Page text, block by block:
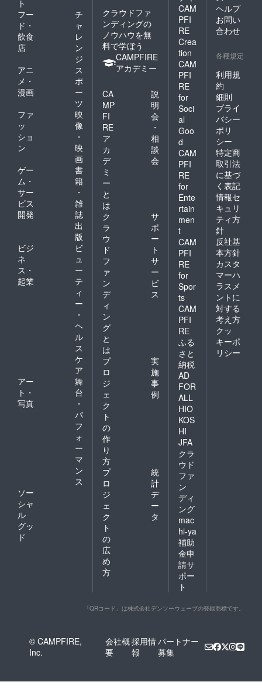
ト
フー
ド・
飲食
店
チ
ャ
レ
ン
ジ
アニ
メ・
漫画
ス
ポ
ー
ツ
ファ
ッ
ショ
ン
映
像
・
映
画
ゲー
ム・
サー
ビス
開発
書
籍
・
雑
誌
出
版
ビジ
ネ
ス・
起業
ビ
ュ
ー
テ
ィ
ー
・
ヘ
ル
ス
ケ
ア
アー
ト・
写真
舞
台
・
パ
フ
ォ
ー
マ
ン
ス
ソー
シャ
ル
グッ
ド
クラウドファ
ンディングの
ノウハウを無
料で学ぼう
CAMPFIRE
アカデミー
CA
MP
FI
RE
ア
カ
デ
ミ
ー
と
は
説
明
会
・
相
談
会
ク
ラ
ウ
ド
フ
ァ
ン
デ
ィ
ン
グ
と
は
サ
ポ
ー
ト
サ
ー
ビ
ス
プ
ロ
ジ
ェ
ク
ト
の
作
り
方
実
施
事
例
プ
ロ
ジ
ェ
ク
ト
の
広
め
方
統
計
デ
ー
タ
CAM
PFI
RE
Crea
tion
CAM
PFI
RE
for
Soci
al
Goo
d
CAM
PFI
RE
for
Ente
rtain
men
t
CAM
PFI
RE
for
Spor
ts
CAM
PFI
RE
ふる
さと
納税
AD
FOR
ALL
HIO
KOS
HI
JFA
クラ
ウド
ファ
ン
ディ
ング
mac
hi-ya
補助
金申
請サ
ポー
ト
ヘルプ
お問い
合わせ
各種規定
利用規
約
細則
プライ
バシー
ポリ
シー
特定商
取引法
に基づ
く表記
情報セ
キュリ
ティ方
針
反社基
本方針
カスタ
マーハ
ラスメ
ントに
対する
考え方
クッ
キーポ
リシー
「QRコード」は株式会社デンソーウェーブの登録商標です。
© CAMPFIRE,
Inc.
会社概
要
採用情
報
パートナー
募集